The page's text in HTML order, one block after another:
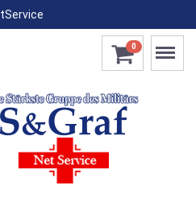
0 Menu